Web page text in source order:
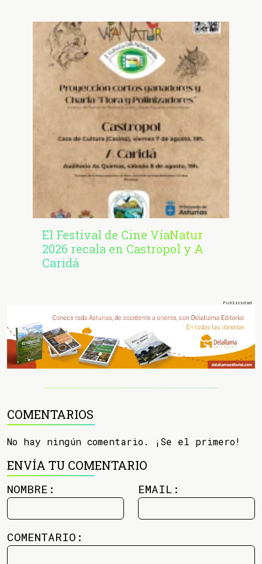
El Festival de Cine VíaNatur
2026 recala en Castropol y A
Caridá
COMENTARIOS
No hay ningún comentario. ¡Se el primero!
ENVÍA TU COMENTARIO
NOMBRE: EMAIL:
COMENTARIO: